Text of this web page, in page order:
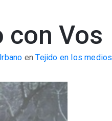
con Vos
enTejido en los medios